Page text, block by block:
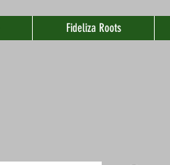
Fideliza Roots